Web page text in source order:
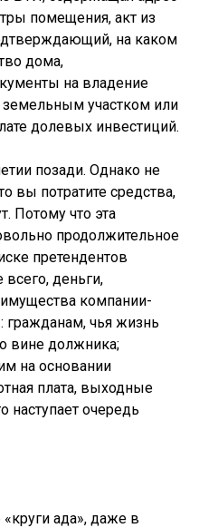
помещения, акт из
на каком
дома,
на владение
участком или
долевых инвестиций.
позади. Однако не
вы потратите средства,
Потому что эта
продолжительное
претендентов
деньги,
компании-
гражданам, чья жизнь
вине должника;
на основании
плата, выходные
наступает очередь
ада», даже в